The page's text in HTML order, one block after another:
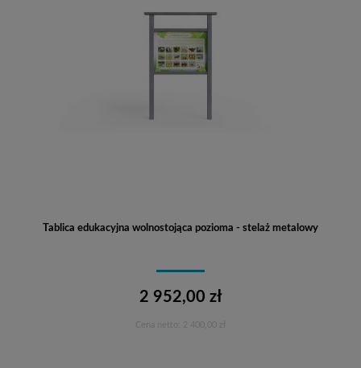
Tablica edukacyjna wolnostojąca pozioma - stelaż metalowy
2 952,00 zł
2 400,00 zł